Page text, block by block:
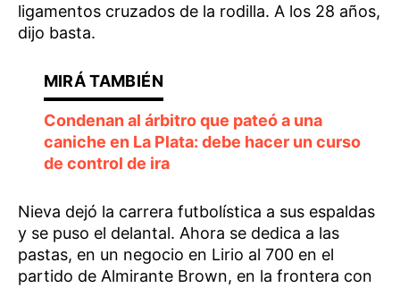
ligamentos cruzados de la rodilla. A los 28 años,
dijo basta.
Condenan al árbitro que pateó a una
caniche en La Plata: debe hacer un curso
de control de ira
Nieva dejó la carrera futbolística a sus espaldas
y se puso el delantal. Ahora se dedica a las
pastas, en un negocio en Lirio al 700 en el
partido de Almirante Brown, en la frontera con